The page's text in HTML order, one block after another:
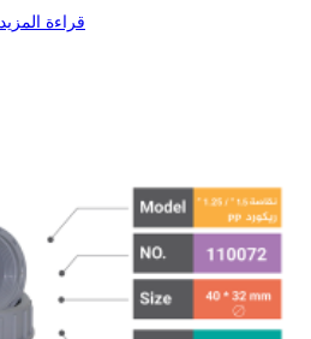
قراءة المزيد